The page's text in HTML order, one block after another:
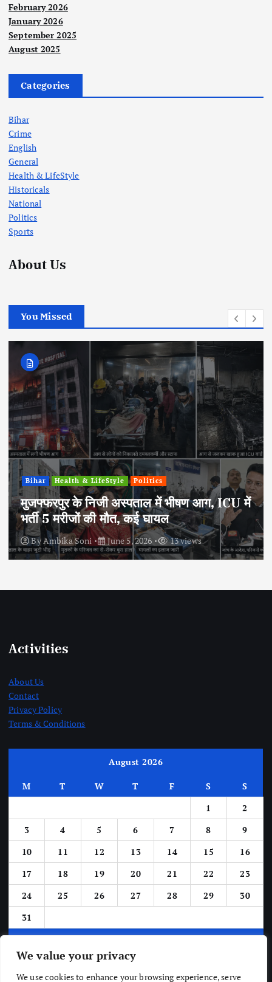
We value your privacy
We use cookies to enhance your browsing experience, serve
February 2026
January 2026
September 2025
August 2025
Categories
Bihar
Crime
English
General
Health & LifeStyle
Historicals
National
Politics
Sports
About Us
You Missed
Bihar Health & LifeStyle Politics
मुजफ्फरपुर के निजी अस्पताल में भीषण आग, ICU में
भर्ती 5 मरीजों की मौत, कई घायल
ByAmbika Soni June 5, 2026 13 views
Activities
About Us
Contact
Privacy Policy
Terms & Conditions
August 2026
M T W T F S
S
1
2
3
4 5 6 7 8
9
10
11 12 13 14 15
16
17
18 19 20 21 22
23
24
25 26 27 28 29
30
31